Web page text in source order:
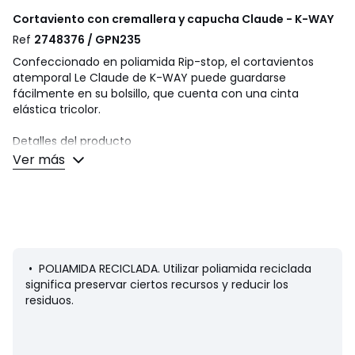
Cortaviento con cremallera y capucha Claude - K-WAY
Ref 2748376 / GPN235
Confeccionado en poliamida Rip-stop, el cortavientos
atemporal Le Claude de K-WAY puede guardarse
fácilmente en su bolsillo, que cuenta con una cinta
elástica tricolor.
Detalles del producto
• Para entretiempo
• Cierre con cremallera y cinta de protección en la parte
• Puños elásticos
• Abertura transpirable detrás
• Largo: largo 3/4
Ver más
• POLIAMIDA RECICLADA. Utilizar poliamida reciclada
significa preservar ciertos recursos y reducir los
residuos.